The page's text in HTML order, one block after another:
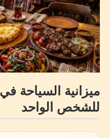
للشخص الواحد